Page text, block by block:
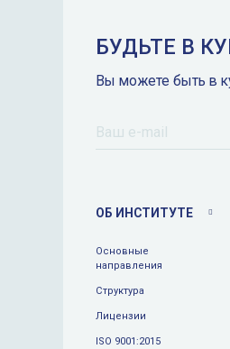
БУДЬТЕ В
Вы можете быть в
ОБ ИНСТИТУТЕ
Основные
направления
Структура
Лицензии
ISO 9001:2015